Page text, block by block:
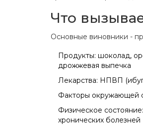
Что
Основные виновники -
Продукты: шоколад,
дрожжевая выпечка
Лекарства: НПВП
Факторы окружающей
Физическое
хронических болезней